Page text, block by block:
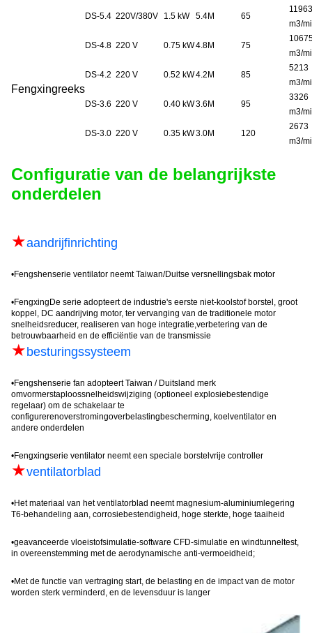
DS-5.4 220V/380V 1.5 kW 5.4M 65
11963
m3/
Fengxingreeks
DS-4.8 220 V 0.75 kW4.8M 75
m3/
DS-4.2 220 V 0.52 kW4.2M 85
5213
m3/
DS-3.6 220 V 0.40 kW3.6M 95
3326
m3/
DS-3.0 220 V 0.35 kW3.0M 120
2673
m3/
Configuratie van de belangrijkste
onderdelen
★aandrijfinrichting
•Fengshenserie ventilator neemt Taiwan/Duitse versnellingsbak motor
•Fengxing De serie adopteert de industrie's eerste niet-koolstof borstel, groot
koppel, DC aandrijving motor, ter vervanging van de traditionele motor
snelheidsreducer, realiseren van hoge integratie,verbetering van de
betrouwbaarheid en de efficiëntie van de transmissie
★ besturingssysteem
•Fengshenserie fan adopteert Taiwan / Duitsland merk
omvormerstaploossnelheidswijziging (optioneel explosiebestendige
regelaar) om de schakelaar te
configurerenoverstromingoverbelastingbescherming, koelventilator en
andere onderdelen
•Fengxingserie ventilator neemt een speciale borstelvrije controller
★ventilatorblad
•Het materiaal van het ventilatorblad neemt magnesium-aluminiumlegering
T6-behandeling aan, corrosiebestendigheid, hoge sterkte, hoge taaiheid
•geavanceerde vloeistofsimulatie-software CFD-simulatie en windtunneltest,
in overeenstemming met de aerodynamische anti-vermoeidheid;
•Met de functie van vertraging start, de belasting en de impact van de motor
worden sterk verminderd, en de levensduur is langer